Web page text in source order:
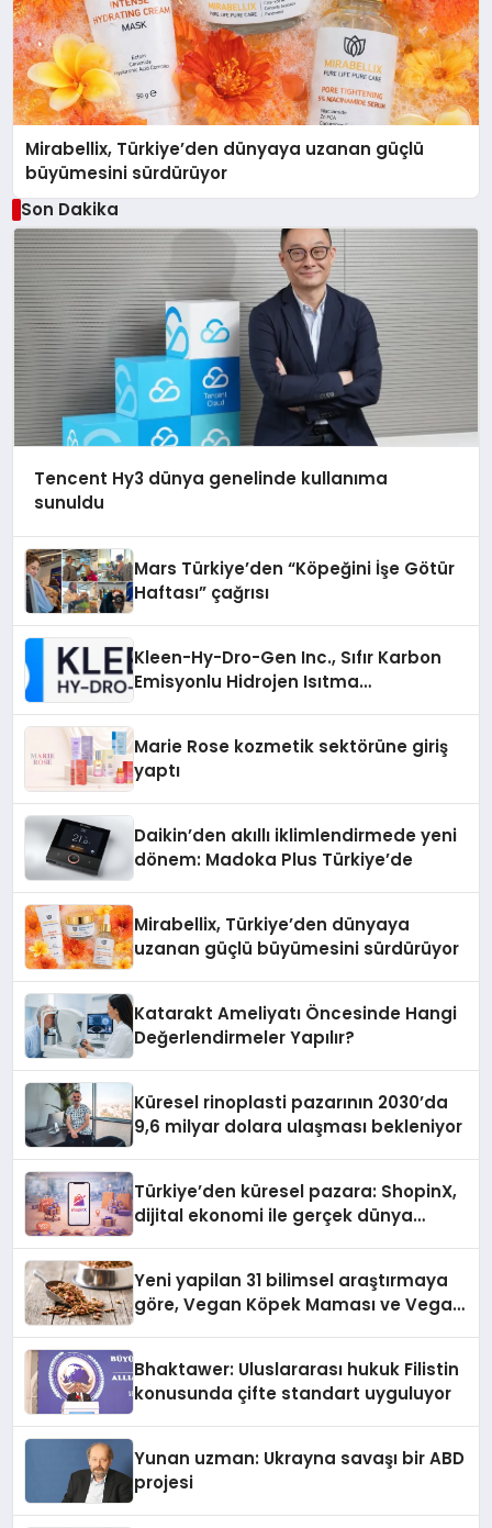
Mirabellix, Türkiye’den dünyaya uzanan güçlü
büyümesini sürdürüyor
Son Dakika
Tencent Hy3 dünya genelinde kullanıma
sunuldu
Mars Türkiye’den “Köpeğini İşe Götür
Haftası” çağrısı
Kleen-Hy-Dro-Gen Inc., Sıfır Karbon
Emisyonlu Hidrojen Isıtma
Marie Rose kozmetik sektörüne giriş
yaptı
Daikin’den akıllı iklimlendirmede yeni
dönem: Madoka Plus Türkiye’de
Mirabellix, Türkiye’den dünyaya
uzanan güçlü büyümesini sürdürüyor
Katarakt Ameliyatı Öncesinde Hangi
Değerlendirmeler Yapılır?
Küresel rinoplasti pazarının 2030’da
9,6 milyar dolara ulaşması bekleniyor
Türkiye’den küresel pazara: ShopinX,
dijital ekonomi ile gerçek dünya
Yeni yapilan 31 bilimsel araştırmaya
göre, Vegan Köpek Maması ve Vegan
Bhaktawer: Uluslararası hukuk Filistin
konusunda çifte standart uyguluyor
Yunan uzman: Ukrayna savaşı bir ABD
projesi